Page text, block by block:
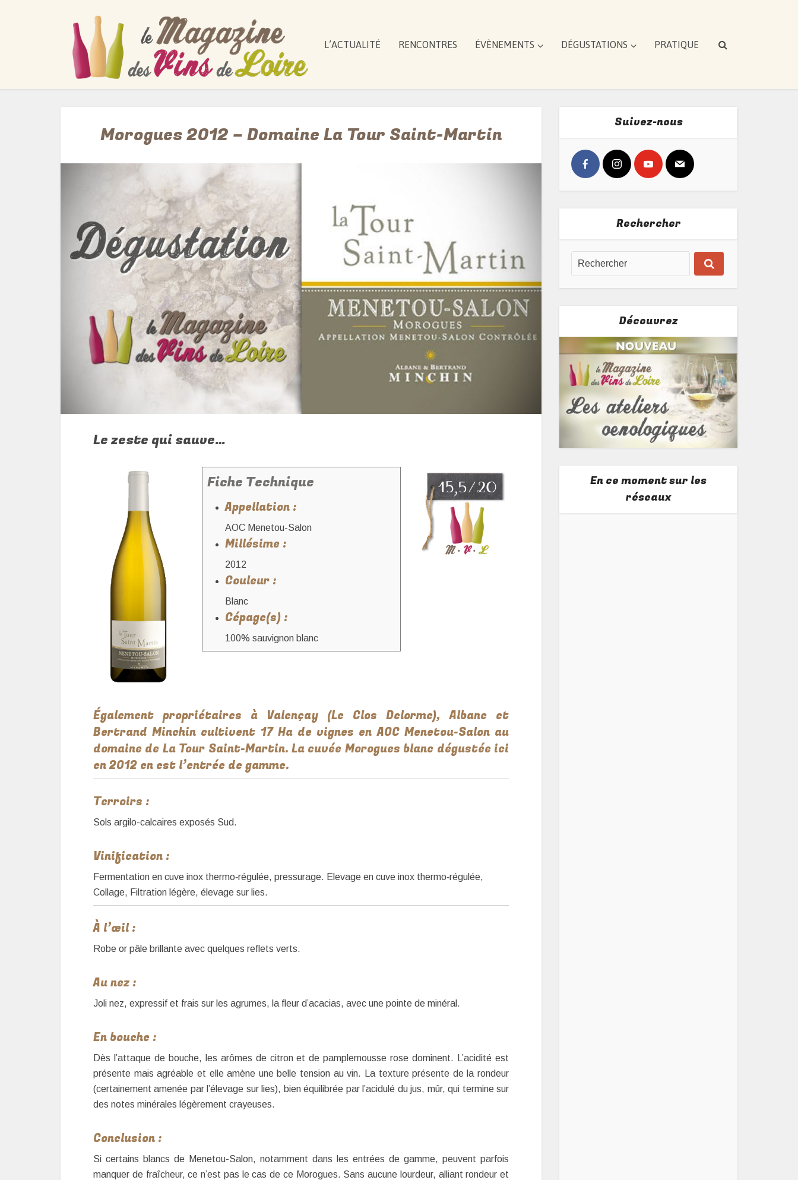
L’ACTUALITÉ RENCONTRES ÉVÈNEMENTS DÉGUSTATIONS PRATIQUE
Morogues 2012 – Domaine La Tour Saint-Martin
Le zeste qui sauve…
Fiche Technique
Appellation :
AOC Menetou-Salon
Millésime :
2012
Couleur :
Blanc
Cépage(s) :
100% sauvignon blanc
Également propriétaires à Valençay (Le Clos Delorme), Albane et
Bertrand Minchin cultivent 17 Ha de vignes en AOC Menetou-Salon au
domaine de La Tour Saint-Martin. La cuvée Morogues blanc dégustée ici
en 2012 en est l’entrée de gamme.
Terroirs :
Sols argilo-calcaires exposés Sud.
Vinification :
Fermentation en cuve inox thermo‐régulée, pressurage. Elevage en cuve inox thermo‐régulée,
Collage, Filtration légère, élevage sur lies.
À l’œil :
Robe or pâle brillante avec quelques reflets verts.
Au nez :
Joli nez, expressif et frais sur les agrumes, la fleur d’acacias, avec une pointe de minéral.
En bouche :
Dès l’attaque de bouche, les arômes de citron et de pamplemousse rose dominent. L’acidité est
présente mais agréable et elle amène une belle tension au vin. La texture présente de la rondeur
(certainement amenée par l’élevage sur lies), bien équilibrée par l’acidulé du jus, mûr, qui termine sur
des notes minérales légèrement crayeuses.
Conclusion :
Si certains blancs de Menetou-Salon, notamment dans les entrées de gamme, peuvent parfois
manquer de fraîcheur, ce n’est pas le cas de ce Morogues. Sans aucune lourdeur, alliant rondeur et
Suivez-nous
Rechercher
Découvrez
En ce moment sur les
réseaux